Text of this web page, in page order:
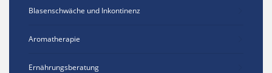
Blasenschwäche und Inkontinenz
Aromatherapie
Ernährungsberatung